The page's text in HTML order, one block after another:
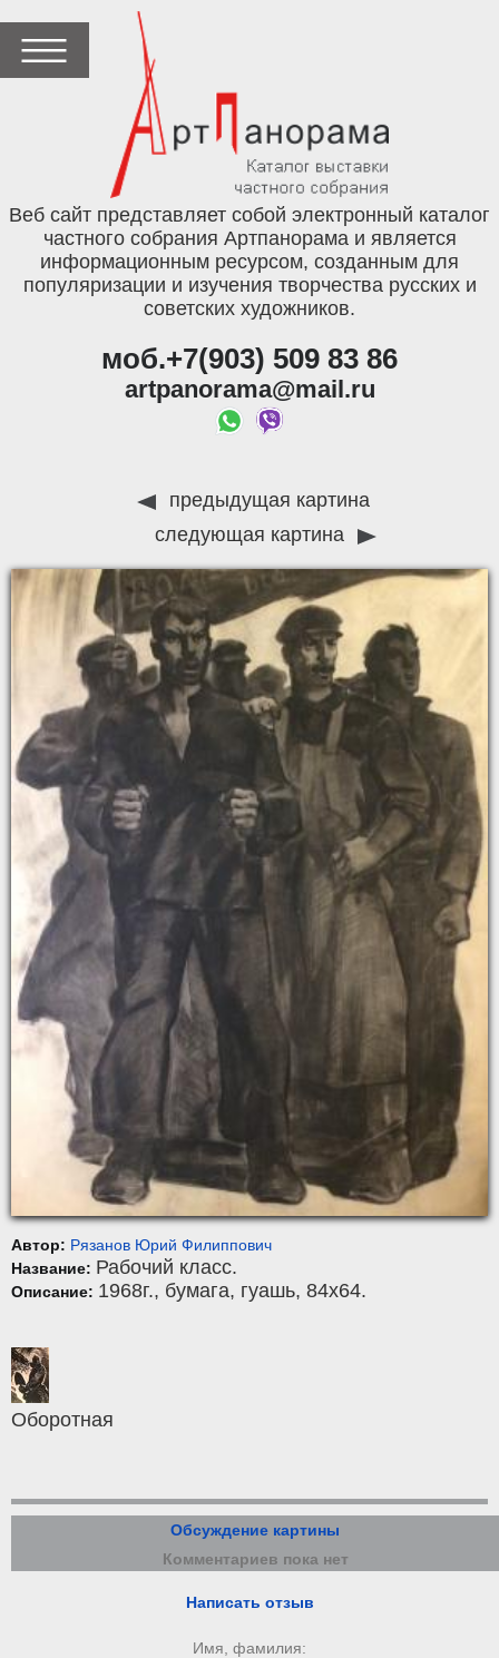
Веб сайт представляет собой электронный каталог
частного собрания Артпанорама и является
информационным ресурсом, созданным для
популяризации и изучения творчества русских и
советских художников.
моб.+7(903) 509 83 86
artpanorama@mail.ru
предыдущая картина
следующая картина
Автор: Рязанов Юрий Филиппович
Название: Рабочий класс.
Описание: 1968г., бумага, гуашь, 84x64.
Оборотная
Обсуждение картины
Комментариев пока нет
Написать отзыв
Имя, фамилия: